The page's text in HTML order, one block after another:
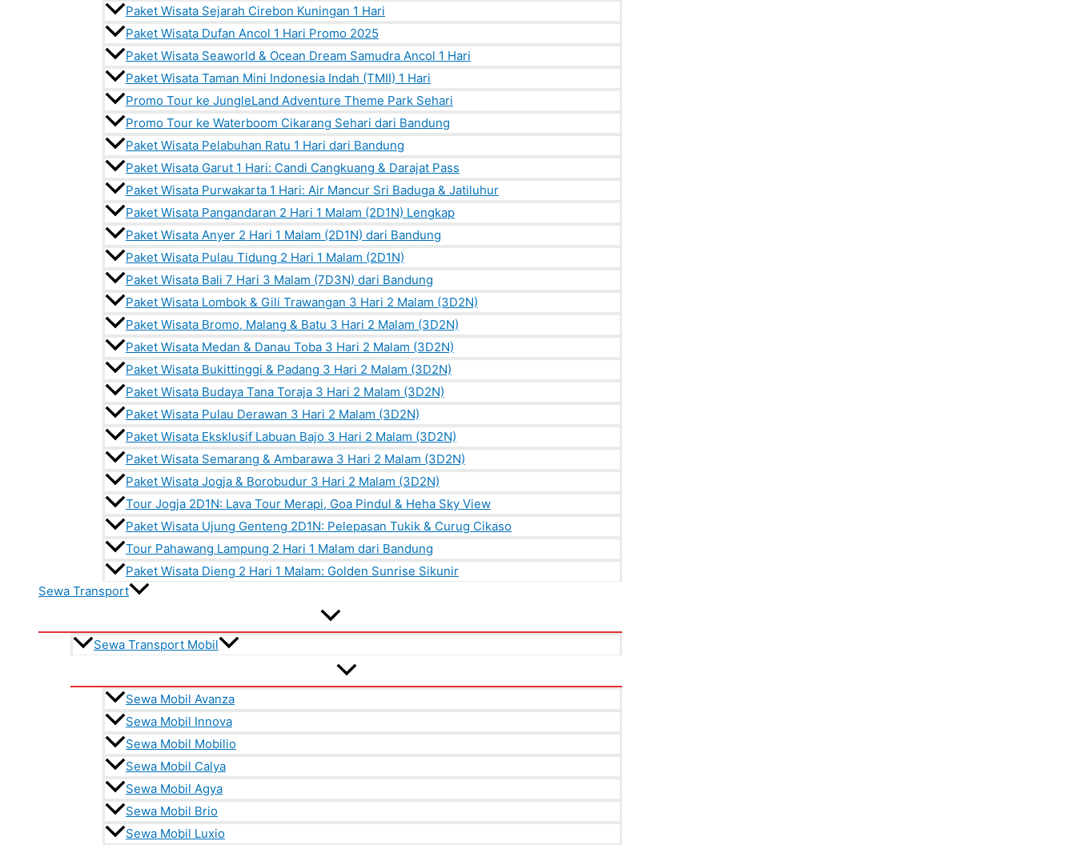
Paket Wisata Sejarah Cirebon Kuningan 1 Hari
Paket Wisata Dufan Ancol 1 Hari Promo 2025
Paket Wisata Seaworld & Ocean Dream Samudra Ancol 1 Hari
Paket Wisata Taman Mini Indonesia Indah (TMII) 1 Hari
Promo Tour ke JungleLand Adventure Theme Park Sehari
Promo Tour ke Waterboom Cikarang Sehari dari Bandung
Paket Wisata Pelabuhan Ratu 1 Hari dari Bandung
Paket Wisata Garut 1 Hari: Candi Cangkuang & Darajat Pass
Paket Wisata Purwakarta 1 Hari: Air Mancur Sri Baduga & Jatiluhur
Paket Wisata Pangandaran 2 Hari 1 Malam (2D1N) Lengkap
Paket Wisata Anyer 2 Hari 1 Malam (2D1N) dari Bandung
Paket Wisata Pulau Tidung 2 Hari 1 Malam (2D1N)
Paket Wisata Bali 7 Hari 3 Malam (7D3N) dari Bandung
Paket Wisata Lombok & Gili Trawangan 3 Hari 2 Malam (3D2N)
Paket Wisata Bromo, Malang & Batu 3 Hari 2 Malam (3D2N)
Paket Wisata Medan & Danau Toba 3 Hari 2 Malam (3D2N)
Paket Wisata Bukittinggi & Padang 3 Hari 2 Malam (3D2N)
Paket Wisata Budaya Tana Toraja 3 Hari 2 Malam (3D2N)
Paket Wisata Pulau Derawan 3 Hari 2 Malam (3D2N)
Paket Wisata Eksklusif Labuan Bajo 3 Hari 2 Malam (3D2N)
Paket Wisata Semarang & Ambarawa 3 Hari 2 Malam (3D2N)
Paket Wisata Jogja & Borobudur 3 Hari 2 Malam (3D2N)
Tour Jogja 2D1N: Lava Tour Merapi, Goa Pindul & Heha Sky View
Paket Wisata Ujung Genteng 2D1N: Pelepasan Tukik & Curug Cikaso
Tour Pahawang Lampung 2 Hari 1 Malam dari Bandung
Paket Wisata Dieng 2 Hari 1 Malam: Golden Sunrise Sikunir
Sewa Transport
Sewa Transport Mobil
Sewa Mobil Avanza
Sewa Mobil Innova
Sewa Mobil Mobilio
Sewa Mobil Calya
Sewa Mobil Agya
Sewa Mobil Brio
Sewa Mobil Luxio